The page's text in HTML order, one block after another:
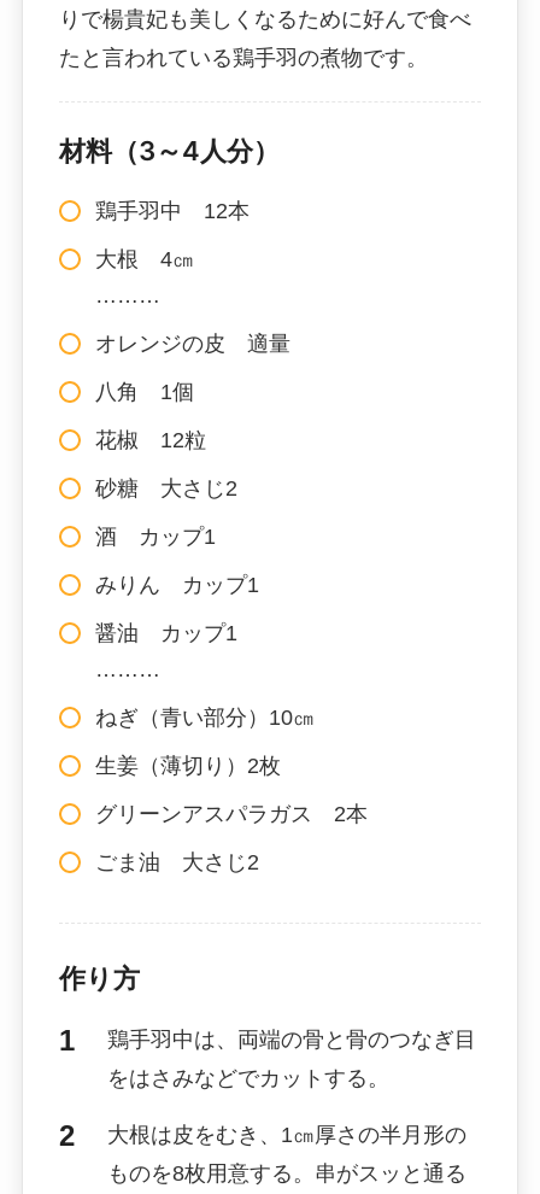
りで楊貴妃も美しくなるために好んで食べ
たと言われている鶏手羽の煮物です。
材料（3～4人分）
鶏手羽中 12本
大根 4㎝
………
オレンジの皮 適量
八角 1個
花椒 12粒
砂糖 大さじ2
酒 カップ1
みりん カップ1
醤油 カップ1
………
ねぎ（青い部分）10㎝
生姜（薄切り）2枚
グリーンアスパラガス 2本
ごま油 大さじ2
作り方
鶏手羽中は、両端の骨と骨のつなぎ目
をはさみなどでカットする。
大根は皮をむき、1㎝厚さの半月形の
ものを8枚用意する。串がスッと通る